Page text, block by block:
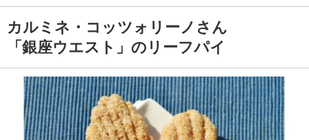
カルミネ・コッツォリーノさん
「銀座ウエスト」のリーフパイ